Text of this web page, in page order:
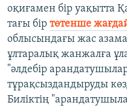
оқиғамен бір уақытта
тағы бір төтенше
облысындағы жас
ұлтаралық жанжалға
"әлдебір
тұрақсыздандыруды
Биліктің